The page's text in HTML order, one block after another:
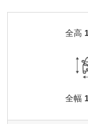
全高
全幅